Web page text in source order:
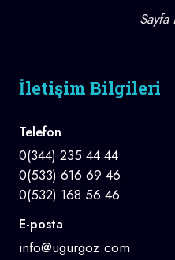
İletişim Bilgileri
Telefon
0(344) 235 44 44
0(533) 616 69 46
0(532) 168 56 46
E-posta
info@ugurgoz.com